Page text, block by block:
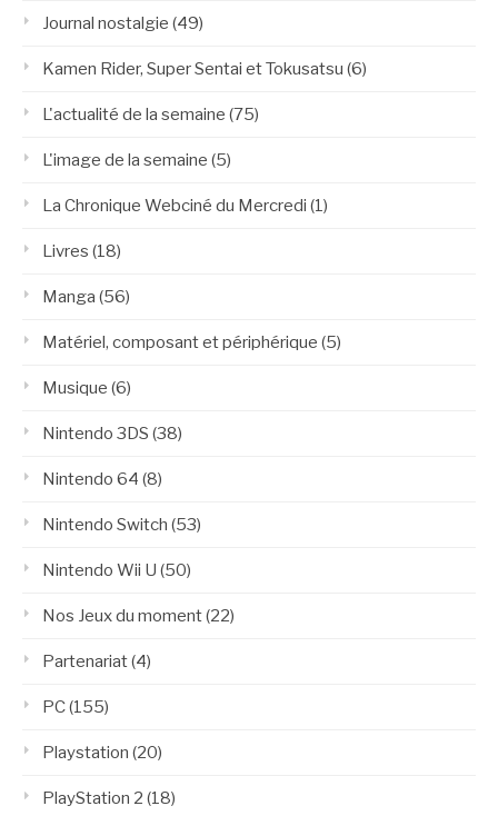
Journal nostalgie (49)
Kamen Rider, Super Sentai et Tokusatsu (6)
L'actualité de la semaine (75)
L'image de la semaine (5)
La Chronique Webciné du Mercredi (1)
Livres (18)
Manga (56)
Matériel, composant et périphérique (5)
Musique (6)
Nintendo 3DS (38)
Nintendo 64 (8)
Nintendo Switch (53)
Nintendo Wii U (50)
Nos Jeux du moment(22)
Partenariat(4)
PC(155)
Playstation (20)
PlayStation 2 (18)